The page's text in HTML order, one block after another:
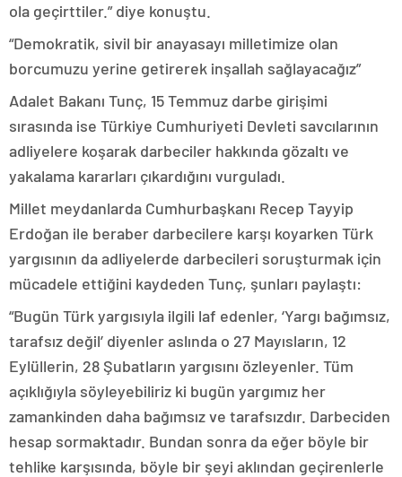
ola geçirttiler.” diye konuştu.
“Demokratik, sivil bir anayasayı milletimize olan
borcumuzu yerine getirerek inşallah sağlayacağız”
Adalet Bakanı Tunç, 15 Temmuz darbe girişimi
sırasında ise Türkiye Cumhuriyeti Devleti savcılarının
adliyelere koşarak darbeciler hakkında gözaltı ve
yakalama kararları çıkardığını vurguladı.
Millet meydanlarda Cumhurbaşkanı Recep Tayyip
Erdoğan ile beraber darbecilere karşı koyarken Türk
yargısının da adliyelerde darbecileri soruşturmak için
mücadele ettiğini kaydeden Tunç, şunları paylaştı:
“Bugün Türk yargısıyla ilgili laf edenler, ‘Yargı bağımsız,
tarafsız değil’ diyenler aslında o 27 Mayısların, 12
Eylüllerin, 28 Şubatların yargısını özleyenler. Tüm
açıklığıyla söyleyebiliriz ki bugün yargımız her
zamankinden daha bağımsız ve tarafsızdır. Darbeciden
hesap sormaktadır. Bundan sonra da eğer böyle bir
tehlike karşısında, böyle bir şeyi aklından geçirenlerle